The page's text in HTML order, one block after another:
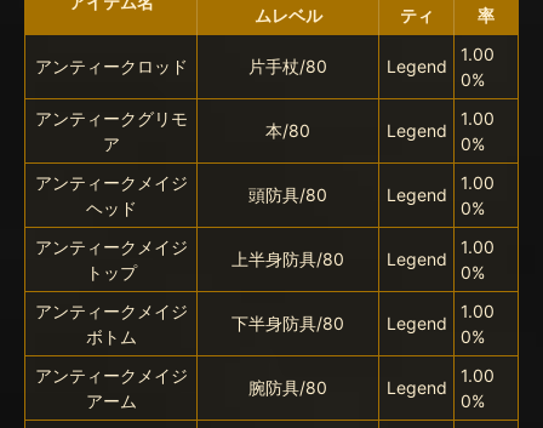
ムレベル
ティ
率
アンティークロッド 片手杖/80 Legend
1.00
0%
アンティークグリモ
ア
本/80 Legend
1.00
0%
アンティークメイジ
ヘッド
頭防具/80 Legend
1.00
0%
アンティークメイジ
トップ
上半身防具/80 Legend
1.00
0%
アンティークメイジ
ボトム
下半身防具/80 Legend
1.00
0%
アンティークメイジ
アーム
腕防具/80 Legend
1.00
0%